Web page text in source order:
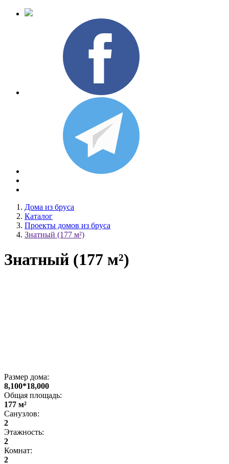
Дома из бруса
Каталог
Проекты домов из бруса
Знатный (177 м²)
Знатный (177 м²)
Размер дома:
8,100*18,000
Общая площадь:
177 м²
Санузлов:
2
Этажность:
2
Комнат:
2